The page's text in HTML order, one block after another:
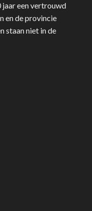
jaar een vertrouwd
en de provincie
staan niet in de